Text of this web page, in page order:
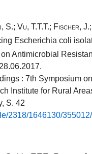
S.; Vu, T.T.T.; Fischer, J.;
Escherichia coli
Antimicrobial
: 7th Symposium
Institute for Rural
S. 42
​2318​/​1646130​/​